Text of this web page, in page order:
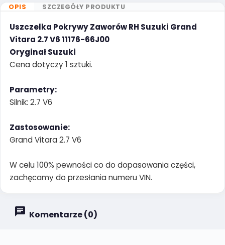
OPIS SZCZEGÓŁY PRODUKTU
Uszczelka Pokrywy Zaworów RH Suzuki Grand
Vitara 2.7 V6 11176-66J00
Oryginał Suzuki
Cena dotyczy 1 sztuki.
Parametry:
Silnik: 2.7 V6
Zastosowanie:
Grand Vitara 2.7 V6
W celu 100% pewności co do dopasowania części,
zachęcamy do przesłania numeru VIN.
Komentarze (0)